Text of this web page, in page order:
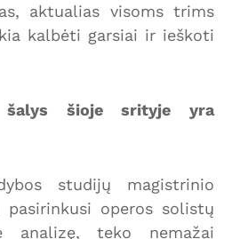
aktualias visoms trims
kalbėti garsiai ir ieškoti
šioje srityje yra
studijų magistrinio
operos solistų
analizę, teko nemažai